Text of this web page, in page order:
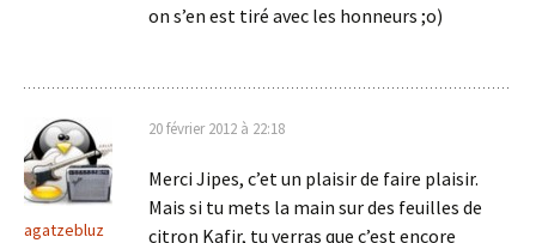
on s’en est tiré avec les honneurs ;o)
agatzebluz
20 février 2012 à 22:18
Merci Jipes, c’et un plaisir de faire plaisir.
Mais si tu mets la main sur des feuilles de
citron Kafir, tu verras que c’est encore